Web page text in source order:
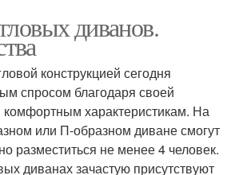
диванов.
конструкцией сегодня
спросом благодаря своей
комфортным характеристикам. На
или П-образном диване смогут
разместиться не менее 4 человек.
диванах зачастую присутствуют